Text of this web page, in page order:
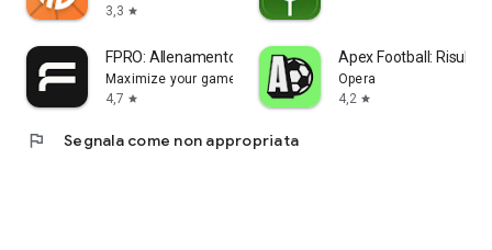
3,3 star
FPRO: Allenamento a casa
Maximize your game
4,7 star
Apex Football:
Opera
4,2 star
flag Segnala come non appropriata